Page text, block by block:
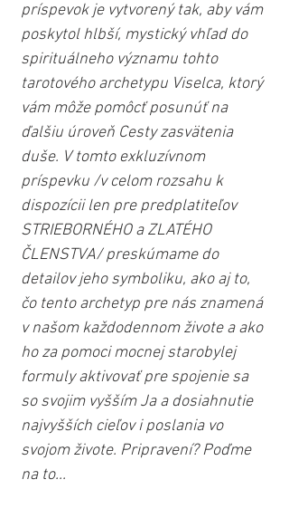
príspevok je vytvorený tak, aby vám
poskytol hlbší, mystický vhľad do
spirituálneho významu tohto
tarotového archetypu Viselca, ktorý
vám môže pomôcť posunúť na
ďalšiu úroveň Cesty zasvätenia
duše. V tomto exkluzívnom
príspevku /v celom rozsahu k
dispozícii len pre predplatiteľov
STRIEBORNÉHO a ZLATÉHO
ČLENSTVA/ preskúmame do
detailov jeho symboliku, ako aj to,
čo tento archetyp pre nás znamená
v našom každodennom živote a ako
ho za pomoci mocnej starobylej
formuly aktivovať pre spojenie sa
so svojim vyšším Ja a dosiahnutie
najvyšších cieľov i poslania vo
svojom živote. Pripravení? Poďme
na to...